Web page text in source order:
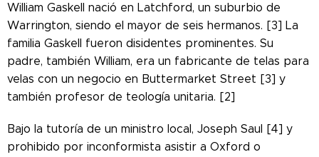
William Gaskell nació en Latchford, un suburbio de
Warrington, siendo el mayor de seis hermanos. [3] La
familia Gaskell fueron disidentes prominentes. Su
padre, también William, era un fabricante de telas para
velas con un negocio en Buttermarket Street [3] y
también profesor de teología unitaria. [2]
Bajo la tutoría de un ministro local, Joseph Saul [4] y
prohibido por inconformista asistir a Oxford o